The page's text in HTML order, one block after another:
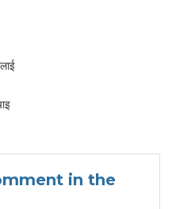
in the